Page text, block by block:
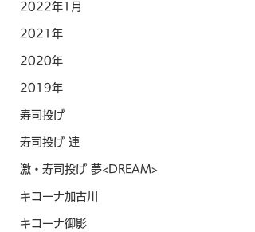
2022年1月
2021年
2020年
2019年
寿司投げ
寿司投げ 連
激・寿司投げ 夢<DREAM>
キコーナ加古川
キコーナ御影